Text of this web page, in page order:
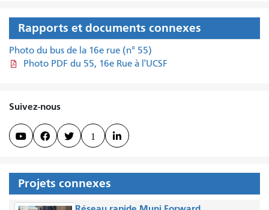
Rapports et documents connexes
Photo du bus de la 16e rue (n° 55)
Photo PDF du 55, 16e Rue à l'UCSF
Suivez-nous
   1 
Projets connexes